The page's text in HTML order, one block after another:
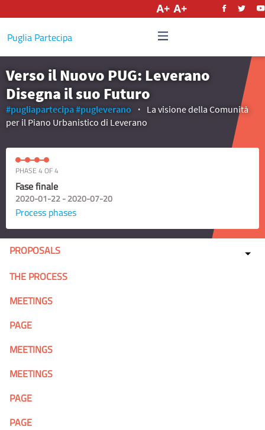
Puglia Partecipa
Verso il Nuovo PUG: Leverano
Disegna il suo Futuro
#pugliapartecipa#pugleverano
La visione della Comunità
per il Piano Urbanistico di Leverano
PHASE 4 OF 4
Fase finale
2020-01-22 - 2020-07-20
Process phases
PROPOSALS
THE PROCESS
MEETINGS
PAGE
MEETINGS
MEETINGS
PAGE
PAGE